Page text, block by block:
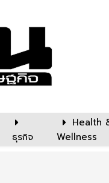
ธุรกิจ
Health
Wellness